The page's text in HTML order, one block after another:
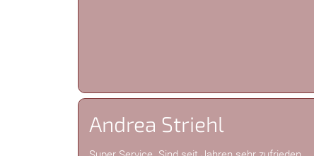
Andrea Striehl